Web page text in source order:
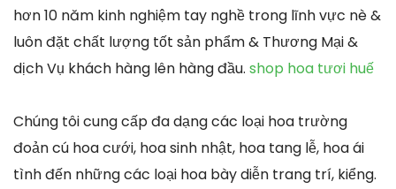
hơn 10 năm kinh nghiệm tay nghề trong lĩnh vực nè &
luôn đặt chất lượng tốt sản phẩm & Thương Mại &
dịch Vụ khách hàng lên hàng đầu. shop hoa tươi huế
Chúng tôi cung cấp đa dạng các loại hoa trường
đoản cú hoa cưới, hoa sinh nhật, hoa tang lễ, hoa ái
tình đến những các loại hoa bày diễn trang trí, kiểng.